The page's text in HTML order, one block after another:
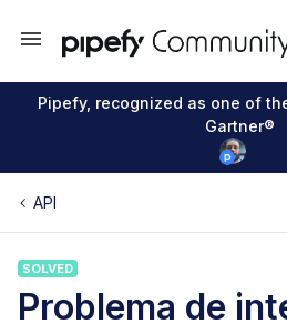
Pipefy, recognized as one of
Gartner®
API
SOLVED
Problema de